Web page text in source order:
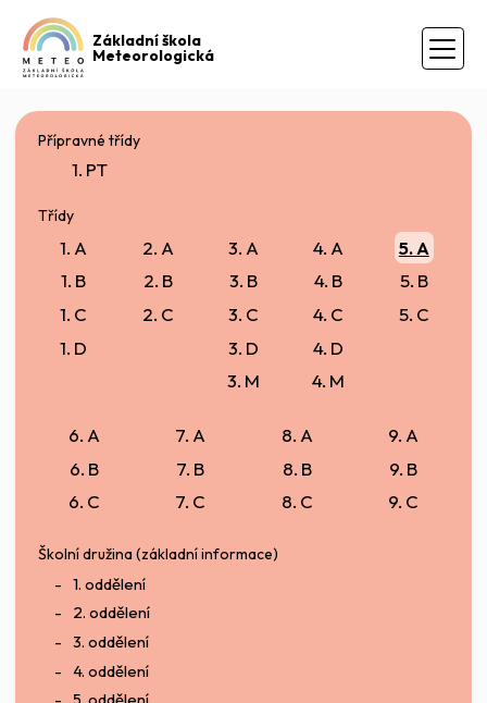
Základní škola
Meteorologická
Přípravné třídy
1. PT
Třídy
1. A
1. B
1. C
1. D
2. A
2. B
2. C
3. A
3. B
3. C
3. D
3. M
4. A
4. B
4. C
4. D
4. M
5. A
5. B
5. C
6. A
6. B
6. C
7. A
7. B
7. C
8. A
8. B
8. C
9. A
9. B
9. C
Školní družina (základní informace)
1. oddělení
2. oddělení
3. oddělení
4. oddělení